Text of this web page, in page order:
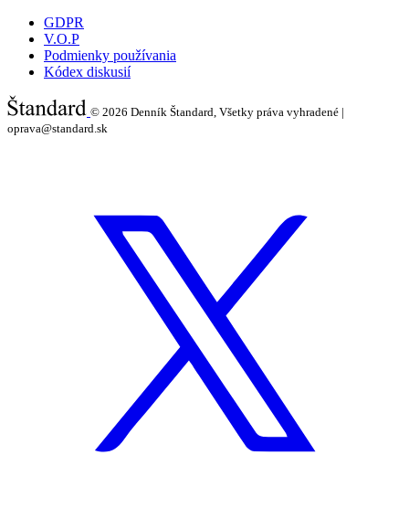
GDPR
V.O.P
Podmienky používania
Kódex diskusií
© 2026 Denník Štandard, Všetky práva vyhradené |
oprava@standard.sk